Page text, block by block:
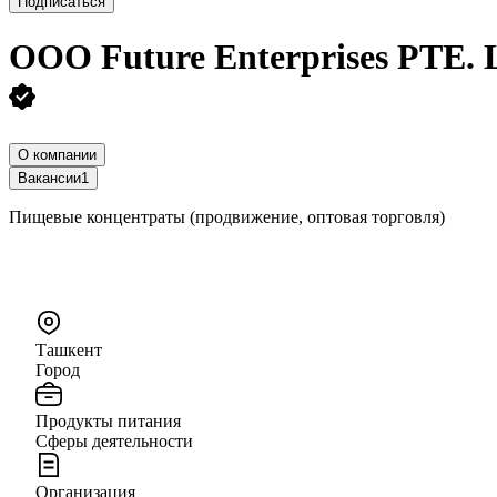
ООО Future Enterprises PTE.
О компании
Вакансии1
Пищевые концентраты (продвижение, оптовая торговля)
Ташкент
Город
Продукты питания
Сферы деятельности
Организация